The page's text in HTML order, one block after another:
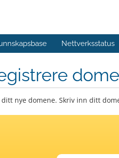
Nettverksstatus
ditt nye domene. Skriv inn ditt